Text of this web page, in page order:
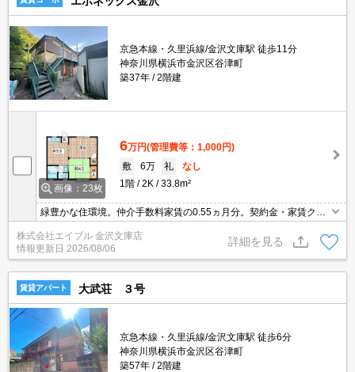
京急本線・久里浜線/金沢文庫駅 徒歩11分
神奈川県横浜市金沢区谷津町
築37年
2階建
画像：23枚
6万円(管理費等：1,000円)
敷
6万 礼
なし
1階
2K 33.8m²
緑豊かな住環境。仲介手数料家賃の0.55ヵ月分。契約金・家賃クレ
ジットカード払い可（ポイント還元あり）。エアコン1基付き。礼
金なし。男性限定。画像の家具小物家電はCGであり付いていませ
ん。
株式会社エイブル 金沢文庫店
情報更新日 2026/08/06
詳細を見る
賃貸アパート 大武荘 ３号
京急本線・久里浜線/金沢文庫駅 徒歩6分
神奈川県横浜市金沢区谷津町
築57年
2階建